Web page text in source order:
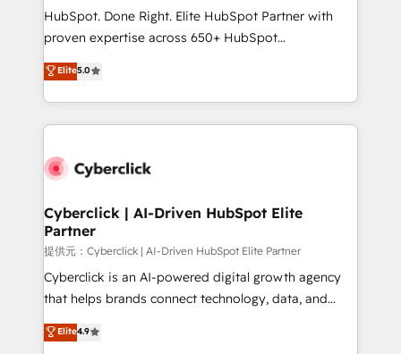
HubSpot CRM drives measurable results. Our
RevOps services align your sales, marketing, and
optimize the revenue lifecycle—lead generation to
retention—by refining processes and eliminating
maximize profitability and adapt to your goals.
HubSpot. Done Right. Elite HubSpot Partner with
proven expertise across 650+ HubSpot
implementations. With 12+ years of HubSpot
experience, we help you use the HubSpot platform
to its fullest capacity, improve your current HubSpot
website, or build your new one.
Elite5.0
Cyberclick | AI-Driven HubSpot Elite
Partner
提供元：Cyberclick | AI-Driven HubSpot Elite Partner
Cyberclick is an AI-powered digital growth agency
that helps brands connect technology, data, and
creativity to achieve measurable results. Founded in
Barcelona and operating across Spain, LATAM, and
Elite4.9